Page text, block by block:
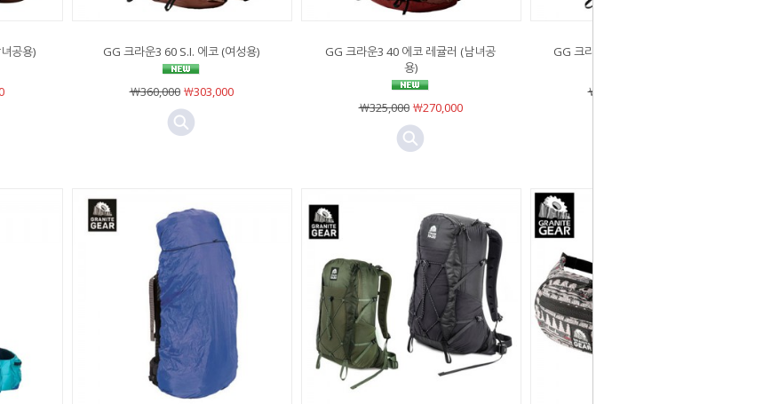
공용) GG 크라운3 60 S.I. 에코 (여성용)
￦360,000￦303,000
GG 크라운3 40 에코 레귤러 (남녀공
용)
￦325,000￦270,000
GG 크라운3 40 에코 레귤러 (여성용)
￦325,000